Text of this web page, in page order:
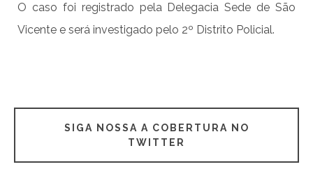
O caso foi registrado pela Delegacia Sede de São
Vicente e será investigado pelo 2º Distrito Policial.
SIGA NOSSA A COBERTURA NO
TWITTER